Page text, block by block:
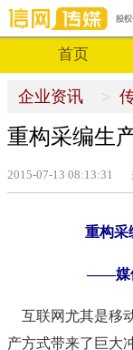
首页
企业资讯
重构采编生
2015-07-13 08:13:31
重构采
——媒
互联网尤其是移
产方式带来了巨大